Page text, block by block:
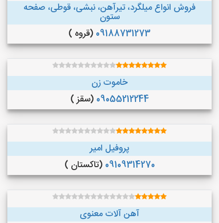
فروش انواع میلگرد، تیرآهن، نبشی، قوطی، صفحه
ستون
09188731273 (قروه )
خاموت زن
09055212244 (سقز )
پروفیل امیر
09109314270 (تاکستان )
آهن آلات معنوی